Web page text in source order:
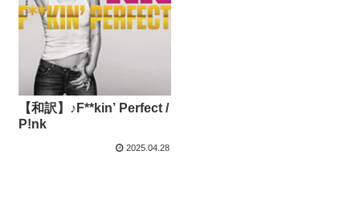
【和訳】♪F**kin’ Perfect /
P!nk
2025.04.28